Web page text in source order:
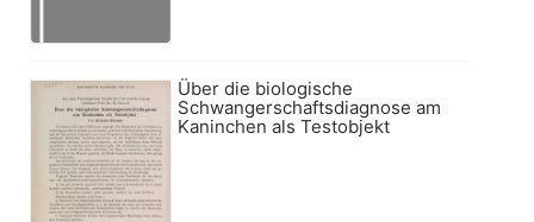
Über die biologische
Schwangerschaftsdiagnose am
Kaninchen als Testobjekt